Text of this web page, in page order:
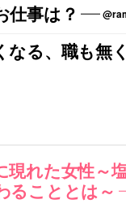
仕事は？
なる、職も無
現れた女性～
ることとは～